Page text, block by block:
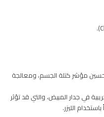
مؤشر كتلة الجسم، ومعالجة
في جدار المبيض، والتي قد تؤثر
الليزر.